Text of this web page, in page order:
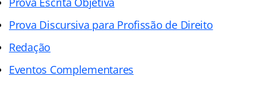
Prova Discursiva para Profissão de Direito
Redação
Eventos Complementares